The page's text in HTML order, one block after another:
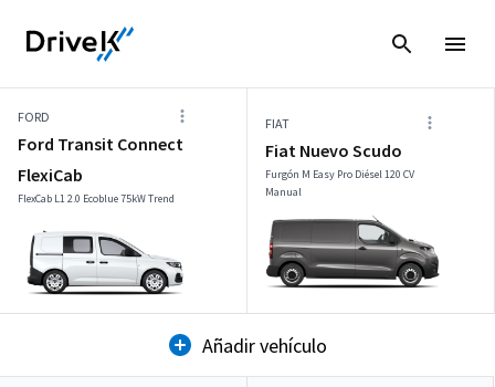
FORD
Ford Transit Connect
FlexiCab
FlexCab L1 2.0 Ecoblue 75kW Trend
FIAT
Fiat Nuevo Scudo
Furgón M Easy Pro Diésel 120 CV
Manual
Añadir vehículo